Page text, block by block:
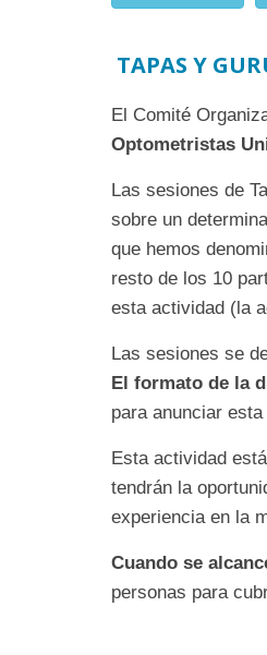
TAPAS Y
El Comité
Optometristas
Las sesiones de
sobre un
que hemos
resto de los 10
esta actividad (la
Las sesiones se
El formato de la
para anunciar
Esta actividad
tendrán la
experiencia en la
Cuando se
personas para